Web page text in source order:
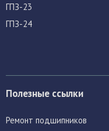
ГПЗ-23
ГПЗ-24
Полезные ссылки
Ремонт подшипников